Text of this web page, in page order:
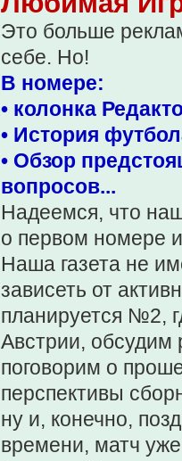
Это больше
себе. Но!
В номере:
• колонка
• История
• Обзор
вопросов...
Надеемся, что
о первом номере
Наша газета не
зависеть от
планируется №2,
Австрии, обсудим
поговорим о
перспективы
ну и, конечно,
времени, матч